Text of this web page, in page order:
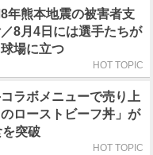
8年熊本地震の被害者支
8月4日には選手たちが
場に立つ
HOT TOPIC
コラボメニューで売り上
ローストビーフ丼」が
突破
HOT TOPIC